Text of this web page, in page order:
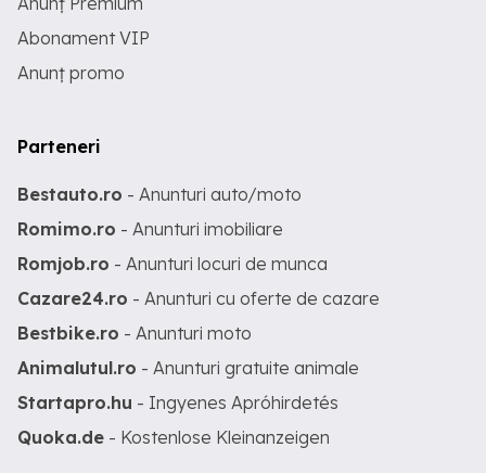
Abonament VIP
Anunț promo
Parteneri
Bestauto.ro - Anunturi auto/moto
Romimo.ro - Anunturi imobiliare
Romjob.ro - Anunturi locuri de munca
Cazare24.ro - Anunturi cu oferte de cazare
Bestbike.ro - Anunturi moto
Animalutul.ro - Anunturi gratuite animale
Startapro.hu - Ingyenes Apróhirdetés
Quoka.de - Kostenlose Kleinanzeigen